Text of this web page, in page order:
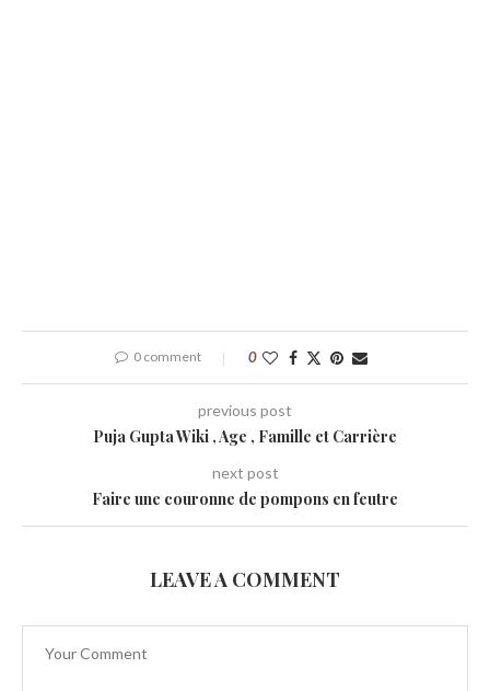
0 comment 0
previous post
Puja Gupta Wiki , Age , Famille et Carrière
next post
Faire une couronne de pompons en feutre
LEAVE A COMMENT